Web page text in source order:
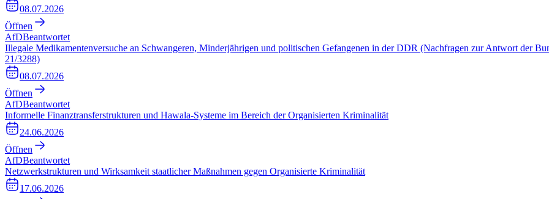
08.07.2026
Öffnen
AfDBeantwortet
Illegale Medikamentenversuche an Schwangeren, Minderjährigen und politischen Gefangenen in der DDR (Nachfragen zur Antwort der
21/3288)
08.07.2026
Öffnen
AfDBeantwortet
Informelle Finanztransferstrukturen und Hawala-Systeme im Bereich der Organisierten Kriminalität
24.06.2026
Öffnen
AfDBeantwortet
Netzwerkstrukturen und Wirksamkeit staatlicher Maßnahmen gegen Organisierte Kriminalität
17.06.2026